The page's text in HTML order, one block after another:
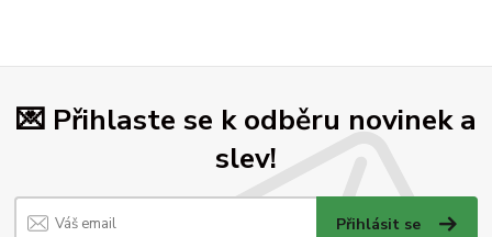
💌 Přihlaste se k odběru novinek a
slev!
Přihlásit se